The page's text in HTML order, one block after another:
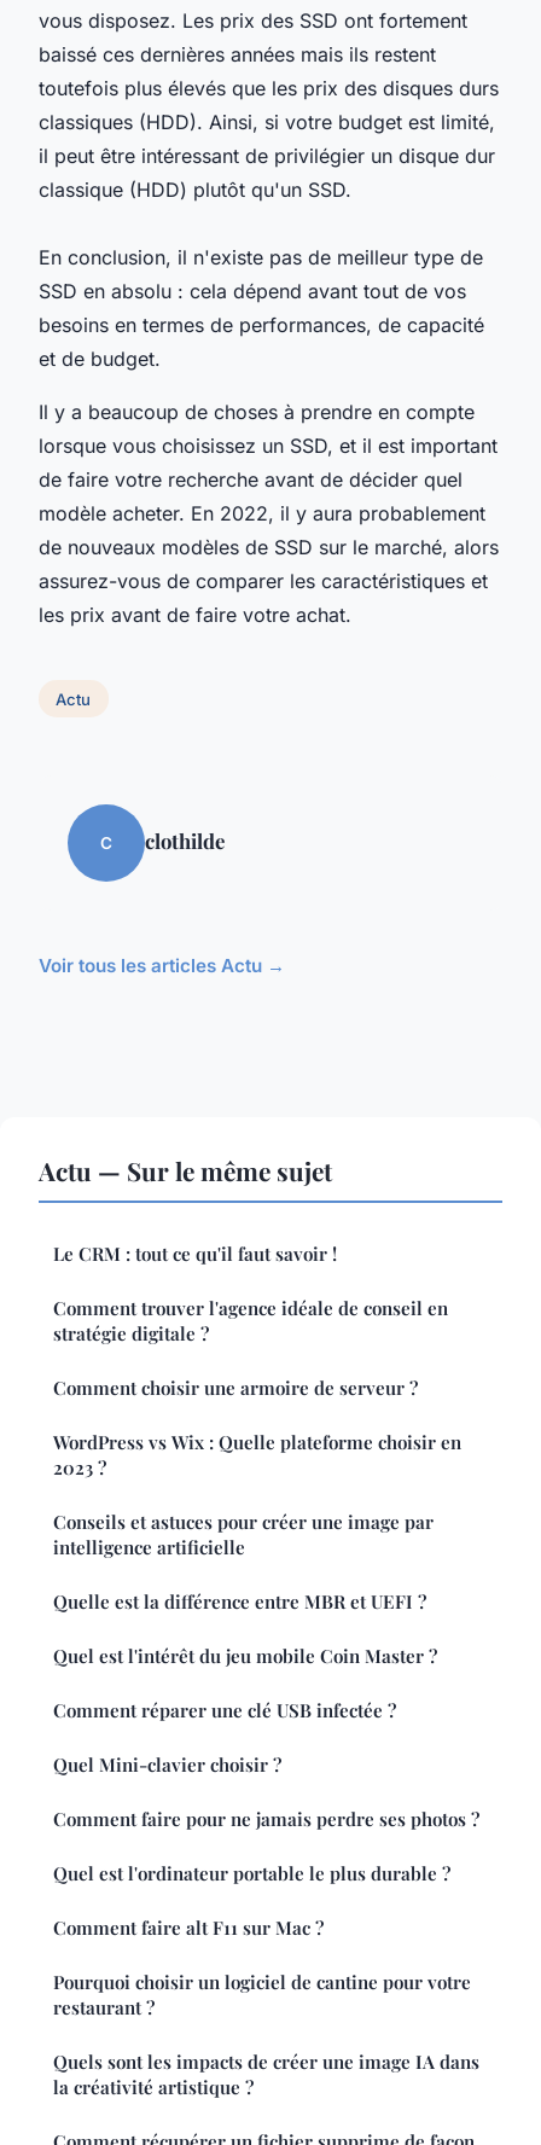
vous disposez. Les prix des SSD ont fortement
baissé ces dernières années mais ils restent
toutefois plus élevés que les prix des disques durs
classiques (HDD). Ainsi, si votre budget est limité,
il peut être intéressant de privilégier un disque dur
classique (HDD) plutôt qu'un SSD.
En conclusion, il n'existe pas de meilleur type de
SSD en absolu : cela dépend avant tout de vos
besoins en termes de performances, de capacité
et de budget.
Il y a beaucoup de choses à prendre en compte
lorsque vous choisissez un SSD, et il est important
de faire votre recherche avant de décider quel
modèle acheter. En 2022, il y aura probablement
de nouveaux modèles de SSD sur le marché, alors
assurez-vous de comparer les caractéristiques et
les prix avant de faire votre achat.
Actu
C clothilde
Voir tous les articles Actu →
Actu — Sur le même sujet
Le CRM : tout ce qu'il faut savoir !
Comment trouver l'agence idéale de conseil en
stratégie digitale ?
Comment choisir une armoire de serveur ?
WordPress vs Wix : Quelle plateforme choisir en
2023 ?
Conseils et astuces pour créer une image par
intelligence artificielle
Quelle est la différence entre MBR et UEFI ?
Quel est l'intérêt du jeu mobile Coin Master ?
Comment réparer une clé USB infectée ?
Quel Mini-clavier choisir ?
Comment faire pour ne jamais perdre ses photos ?
Quel est l'ordinateur portable le plus durable ?
Comment faire alt F11 sur Mac ?
Pourquoi choisir un logiciel de cantine pour votre
restaurant ?
Quels sont les impacts de créer une image IA dans
la créativité artistique ?